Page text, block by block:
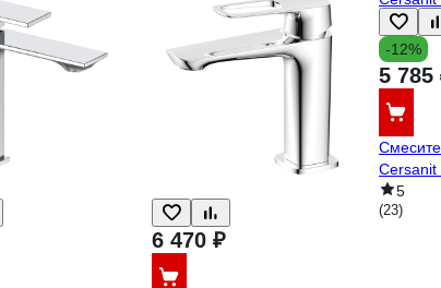
6 470 ₽
-12%
5 785
Cersanit
5
(23)